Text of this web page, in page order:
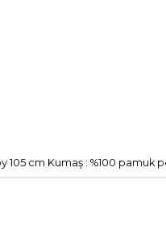
105 cm Kumaş : %100 pamuk